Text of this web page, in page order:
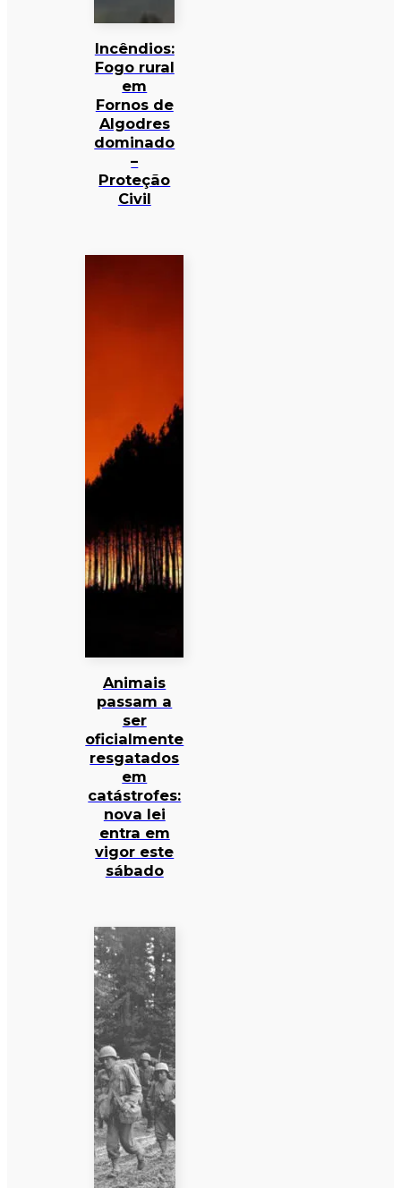
Incêndios:
Fogo rural
em
Fornos de
Algodres
dominado
–
Proteção
Civil
Animais
passam a
ser
oficialmente
resgatados
em
catástrofes:
nova lei
entra em
vigor este
sábado